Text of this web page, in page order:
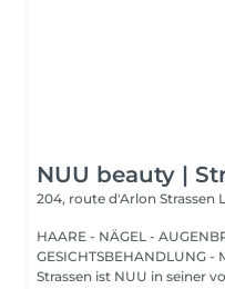
NUU beauty |
204, route d'Arlon Strassen
HAARE - NÄGEL -
GESICHTSBEHANDLUNG -
Strassen ist NUU in seiner